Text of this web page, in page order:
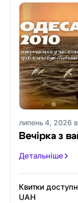
липень 4, 2026
Вечірка з
Детальніше
Квитки
UAH